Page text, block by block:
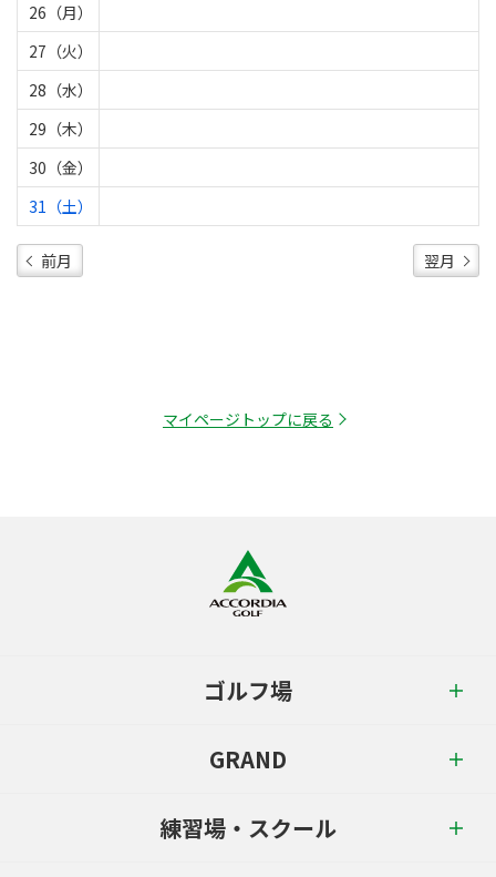
26（月）
27（火）
28（水）
29（木）
30（金）
31（土）
前月 翌月
マイページトップに戻る
ゴルフ場
GRAND
練習場・スクール